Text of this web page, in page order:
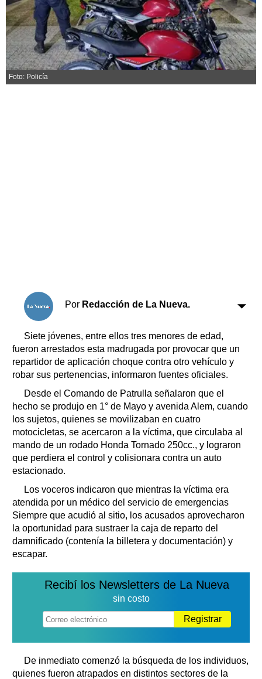
libre
Tecnología
Turismo
Salud
Es viral
El tiempo
Foto: Policía
Por Redacción de La Nueva.
Siete jóvenes, entre ellos tres menores de edad,
fueron arrestados esta madrugada por provocar que un
repartidor de aplicación choque contra otro vehículo y
robar sus pertenencias, informaron fuentes oficiales.
Desde el Comando de Patrulla señalaron que el
hecho se produjo en 1° de Mayo y avenida Alem, cuando
los sujetos, quienes se movilizaban en cuatro
motocicletas, se acercaron a la víctima, que circulaba al
mando de un rodado Honda Tornado 250cc., y lograron
que perdiera el control y colisionara contra un auto
estacionado.
Los voceros indicaron que mientras la víctima era
atendida por un médico del servicio de emergencias
Siempre que acudió al sitio, los acusados aprovecharon
la oportunidad para sustraer la caja de reparto del
damnificado (contenía la billetera y documentación) y
escapar.
Recibí los Newsletters de La Nueva
sin costo
Registrar
De inmediato comenzó la búsqueda de los individuos,
quienes fueron atrapados en distintos sectores de la